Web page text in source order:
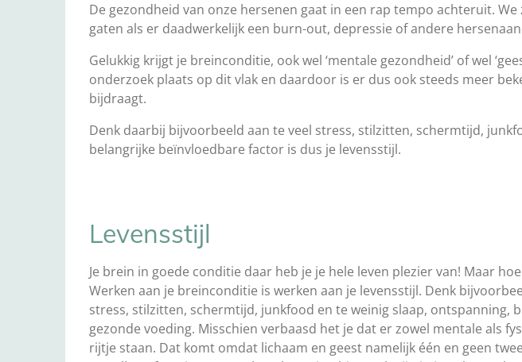
De gezondheid van onze hersenen gaat in een rap tempo achteruit.
gaten als er daadwerkelijk een burn-out, depressie of andere
Gelukkig krijgt je breinconditie, ook wel ‘mentale gezondheid’ of wel
onderzoek plaats op dit vlak en daardoor is er dus ook steeds meer
bijdraagt.
Denk daarbij bijvoorbeeld aan te veel stress, stilzitten, schermtijd,
belangrijke beïnvloedbare factor is dus je levensstijl.
Levensstijl
Je brein in goede conditie daar heb je je hele leven plezier van! Maar
Werken aan je breinconditie is werken aan je levensstijl. Denk
stress, stilzitten, schermtijd, junkfood en te weinig slaap, ontspanning,
gezonde voeding. Misschien verbaasd het je dat er zowel mentale als
rijtje staan. Dat komt omdat lichaam en geest namelijk één en geen